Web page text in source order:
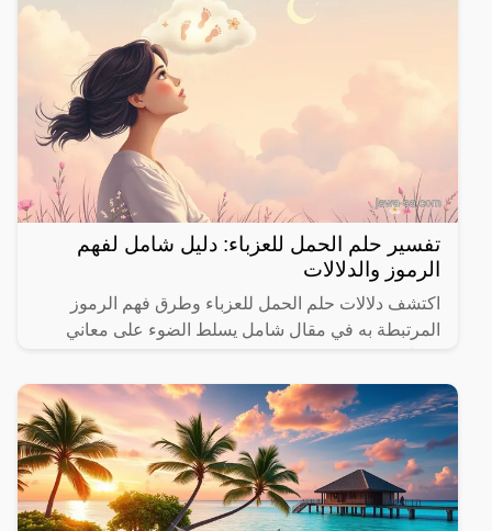
تفسير حلم الحمل للعزباء: دليل شامل لفهم
الرموز والدلالات
اكتشف دلالات حلم الحمل للعزباء وطرق فهم الرموز
المرتبطة به في مقال شامل يسلط الضوء على معاني